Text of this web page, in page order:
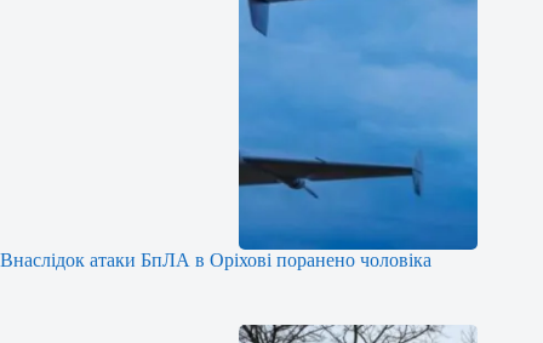
Внаслідок атаки БпЛА в Оріхові поранено чоловіка